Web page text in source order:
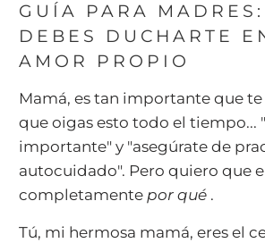
GUÍA PARA
DEBES DUCHARTE
AMOR PROPIO
Mamá, es tan importante que
que oigas esto todo el tiempo...
importante" y "asegúrate de
autocuidado". Pero quiero que
completamente por qué .
Tú, mi hermosa mamá, eres el